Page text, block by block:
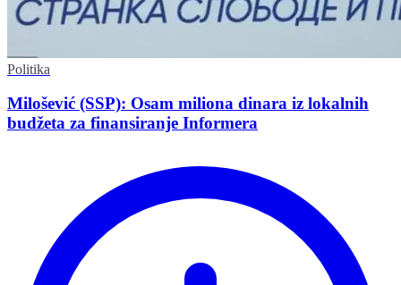
Politika
Milošević (SSP): Osam miliona dinara iz lokalnih
budžeta za finansiranje Informera